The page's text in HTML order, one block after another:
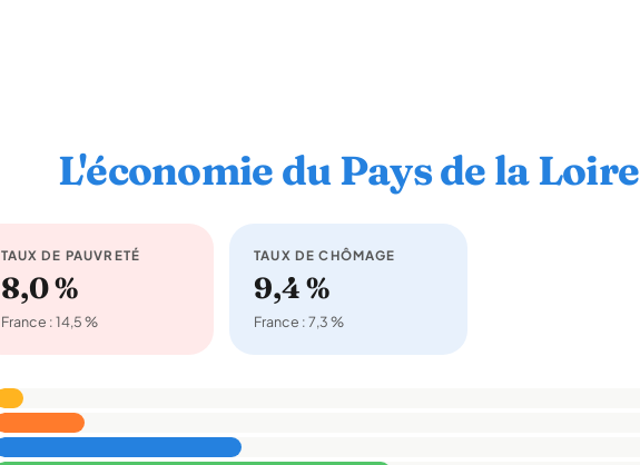
L'économie du Pays de la Loire
TAUX DE PAUVRETÉ
8,0 %
France : 14,5 %
TAUX DE CHÔMAGE
9,4 %
France : 7,3 %